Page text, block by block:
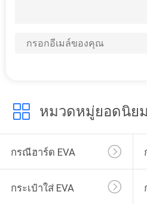
เสื้อผ้ากีฬา
หมวดหมู่ยอดนิยม
กรณีฮาร์ด EVA
กระเป๋าใส่ EVA